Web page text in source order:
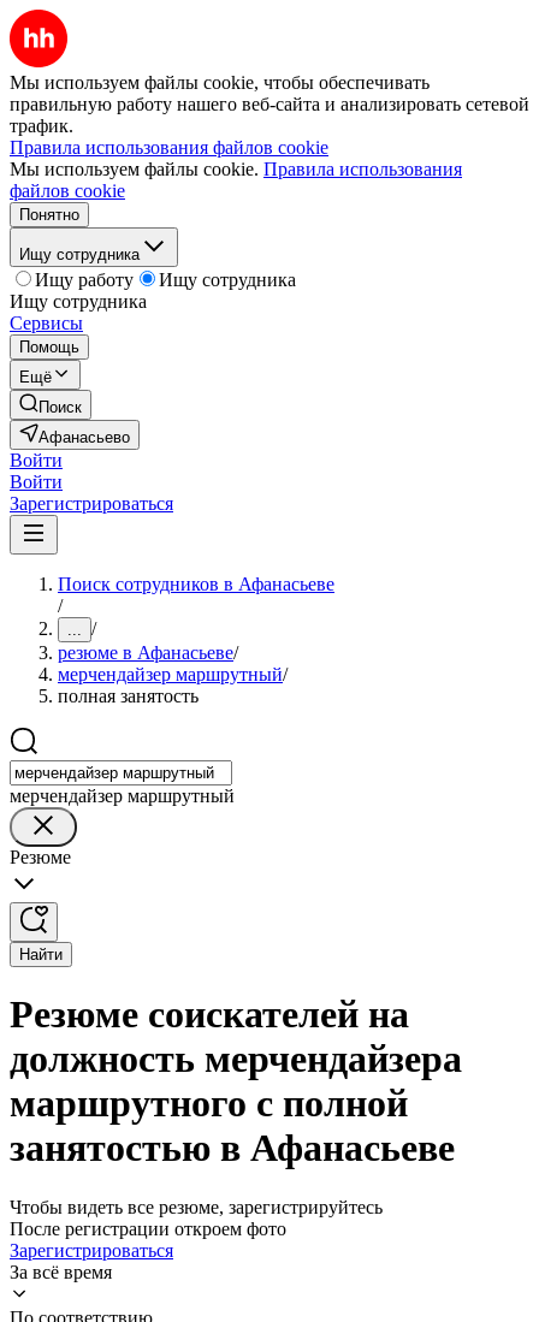
Мы используем файлы cookie, чтобы обеспечивать
правильную работу нашего веб-сайта и анализировать сетевой
трафик.
Правила использования файлов cookie
Мы используем файлы cookie. Правила использования
файлов cookie
Понятно
Ищу сотрудника
Ищу работу
Ищу сотрудника
Ищу сотрудника
Сервисы
Помощь
Ещё
Поиск
Афанасьево
Войти
Войти
Зарегистрироваться
Поиск сотрудников в Афанасьеве
/
... /
резюме в Афанасьеве/
мерчендайзер маршрутный/
полная занятость
мерчендайзер маршрутный
Резюме
Найти
Резюме соискателей на
должность мерчендайзера
маршрутного с полной
занятостью в Афанасьеве
Чтобы видеть все резюме, зарегистрируйтесь
После регистрации откроем фото
Зарегистрироваться
За всё время
По соответствию